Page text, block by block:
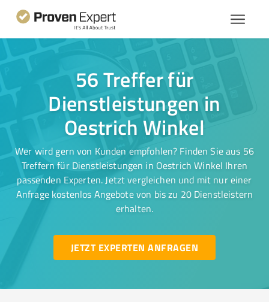
56 Treffer für
Dienstleistungen in
Oestrich Winkel
Wer wird gern von Kunden empfohlen? Finden Sie aus 56
Treffern für Dienstleistungen in Oestrich Winkel Ihren
passenden Experten. Jetzt vergleichen und mit nur einer
Anfrage kostenlos Angebote von bis zu 20 Dienstleistern
erhalten.
JETZT EXPERTEN ANFRAGEN